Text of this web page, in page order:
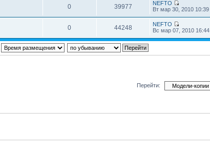
0 39977
NEFTO
Вт мар 30, 2010 10:39
0 44248
NEFTO
Вс мар 07, 2010 16:44
Перейти: